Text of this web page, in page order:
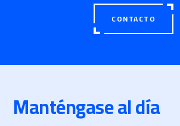
CONTACTO
Manténgase al día